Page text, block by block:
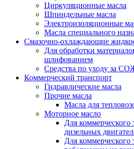
Циркуляционные масла
Шпиндельные масла
Электроизоляционные
Масла специального
Смазочно-охлаждающие
Для обработки
шлифованием
Средства по уходу за
Коммерческий транспорт
Гидравлические масла
Прочие масла
Масла для
Моторное масло
Для коммерческого
дизельных
Для коммерческого